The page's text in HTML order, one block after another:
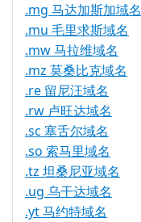
.mg 马达加斯加域名
.mu 毛里求斯域名
.mw 马拉维域名
.mz 莫桑比克域名
.re 留尼汪域名
.rw 卢旺达域名
.sc 塞舌尔域名
.so 索马里域名
.tz 坦桑尼亚域名
.ug 乌干达域名
.yt 马约特域名